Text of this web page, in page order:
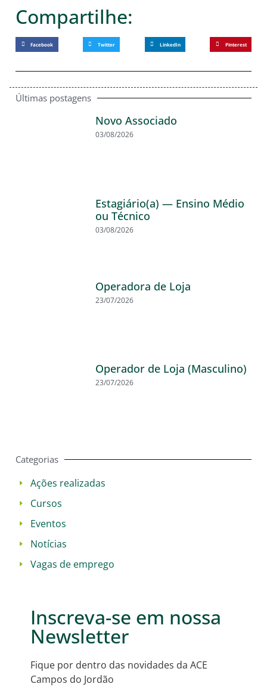
Compartilhe:
Facebook Twitter LinkedIn Pinterest
Últimas postagens
Novo Associado
03/08/2026
Estagiário(a) — Ensino Médio
ou Técnico
03/08/2026
Operadora de Loja
23/07/2026
Operador de Loja (Masculino)
23/07/2026
Categorias
Ações realizadas
Cursos
Eventos
Notícias
Vagas de emprego
Inscreva-se em nossa
Newsletter
Fique por dentro das novidades da ACE
Campos do Jordão